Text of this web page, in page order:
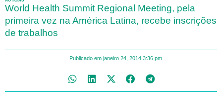
World Health Summit Regional Meeting, pela
primeira vez na América Latina, recebe inscrições
de trabalhos
Publicado em janeiro 24, 2014 3:36 pm